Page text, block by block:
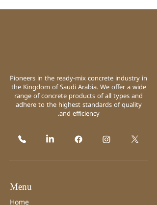
Pioneers in the ready-mix concrete industry in
the Kingdom of Saudi Arabia. We offer a wide
range of concrete products of all types and
adhere to the highest standards of quality
and efficiency.
Menu
Home